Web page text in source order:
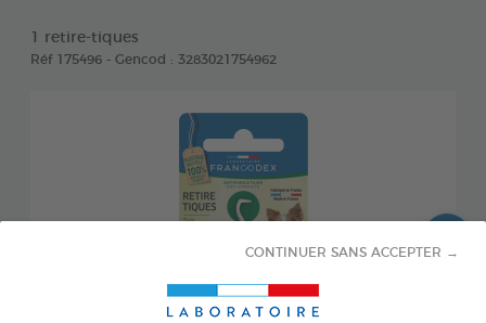
CONTINUER SANS ACCEPTER →
1 retire-tiques
Réf 175496 - Gencod : 3283021754962